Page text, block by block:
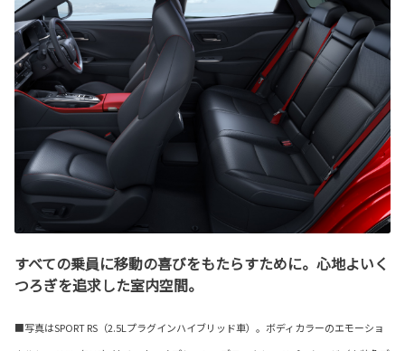
すべての乗員に移動の喜びをもたらすために。心地よいく
つろぎを追求した室内空間。
■写真はSPORT RS（2.5Lプラグインハイブリッド車）。ボディカラーのエモーショ